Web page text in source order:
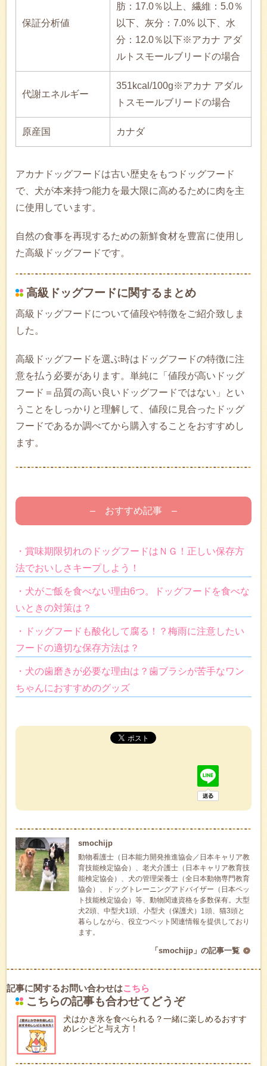
保証分析値
肪：17.0％以上、繊維：5.0％
以下、灰分：7.0% 以下、水
分：12.0％以下※アカナ アダ
ルトスモールブリードの場合
代謝エネルギー
351kcal/100g※アカナ アダル
トスモールブリードの場合
原産国 カナダ
アカナドッグフードは古い歴史をもつドッグフード
で、犬が本来持つ能力を最大限に高めるために肉を主
に使用しています。
自然の食事を再現するための新鮮食材を豊富に使用し
た高級ドッグフードです。
高級ドッグフードに関するまとめ
高級ドッグフードについて値段や特徴をご紹介致しま
した。
高級ドッグフードを選ぶ時はドッグフードの特徴に注
意を払う必要があります。単純に「値段が高いドッグ
フード＝品質の高い良いドッグフードではない」とい
うことをしっかりと理解して、値段に見合ったドッグ
フードであるか調べてから購入することをおすすめし
ます。
– おすすめ記事 –
・賞味期限切れのドッグフードはＮＧ！正しい保存方
法でおいしさキープしよう！
・犬がご飯を食べない理由6つ。ドッグフードを食べな
いときの対策は？
・ドッグフードも酸化して腐る！？梅雨に注意したい
フードの適切な保存方法は？
・犬の歯磨きが必要な理由は？歯ブラシが苦手なワン
ちゃんにおすすめのグッズ
smochijp
動物看護士（日本能力開発推進協会／日本キャリア教
育技能検定協会）、老犬介護士（日本キャリア教育技
能検定協会）、犬の管理栄養士（全日本動物専門教育
協会）、ドッグトレーニングアドバイザー（日本ペッ
ト技能検定協会）等、動物関連資格を多数保有。大型
犬2頭、中型犬1頭、小型犬（保護犬）1頭、猫3頭と
暮らしながら、役立つペット関連情報を提供しており
ます。
「smochijp」の記事一覧
記事に関するお問い合わせはこちら
こちらの記事も合わせてどうぞ
犬はかき氷を食べられる？一緒に楽しめるおすす
めレシピと与え方！